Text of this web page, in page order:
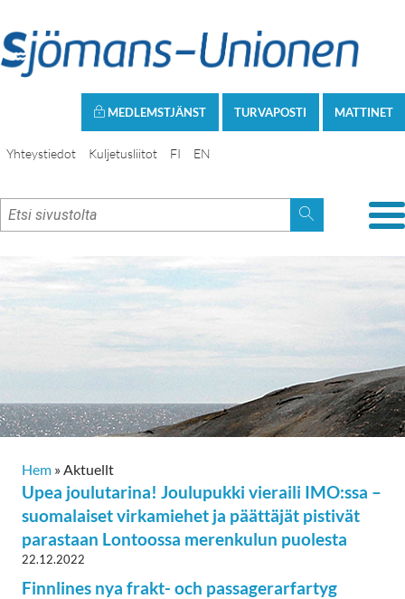
MATTINET
TURVAPOSTI
MEDLEMSTJÄNST
Yhteystiedot Kuljetusliitot FI EN
Hem »Aktuellt
Upea joulutarina! Joulupukki vieraili IMO:ssa –
suomalaiset virkamiehet ja päättäjät pistivät
parastaan Lontoossa merenkulun puolesta
22.12.2022
Finnlines nya frakt- och passagerarfartyg